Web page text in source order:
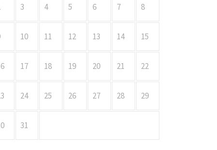
3 4 5 6 7 8
10 11 12 13 14 15
17 18 19 20 21 22
24 25 26 27 28 29
31